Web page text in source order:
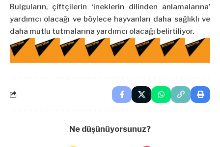
Bulguların, çiftçilerin ‘ineklerin dilinden anlamalarına’
yardımcı olacağı ve böylece hayvanları daha sağlıklı ve
daha mutlu tutmalarına yardımcı olacağı belirtiliyor.
Ne düşünüyorsunuz?